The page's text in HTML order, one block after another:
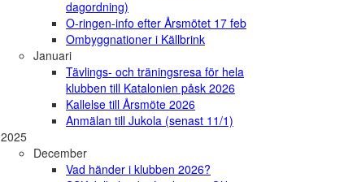
dagordning)
O-ringen-info efter Årsmötet 17 feb
Ombyggnationer i Källbrink
Januari
Tävlings- och träningsresa för hela
klubben till Katalonien påsk 2026
Kallelse till Årsmöte 2026
Anmälan till Jukola (senast 11/1)
2025
December
Vad händer i klubben 2026?